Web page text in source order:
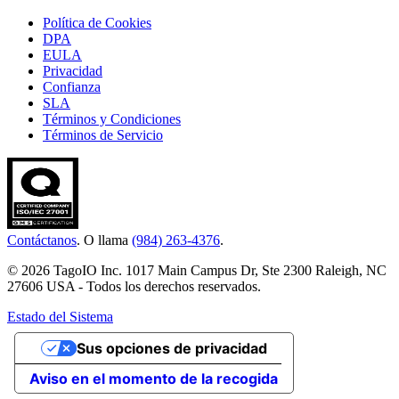
Política de Cookies
DPA
EULA
Privacidad
Confianza
SLA
Términos y Condiciones
Términos de Servicio
Contáctanos. O llama (984) 263-4376.
© 2026 TagoIO Inc. 1017 Main Campus Dr, Ste 2300 Raleigh, NC
27606 USA - Todos los derechos reservados.
Estado del Sistema
Aviso en el momento de la recogida
Sus opciones de privacidad